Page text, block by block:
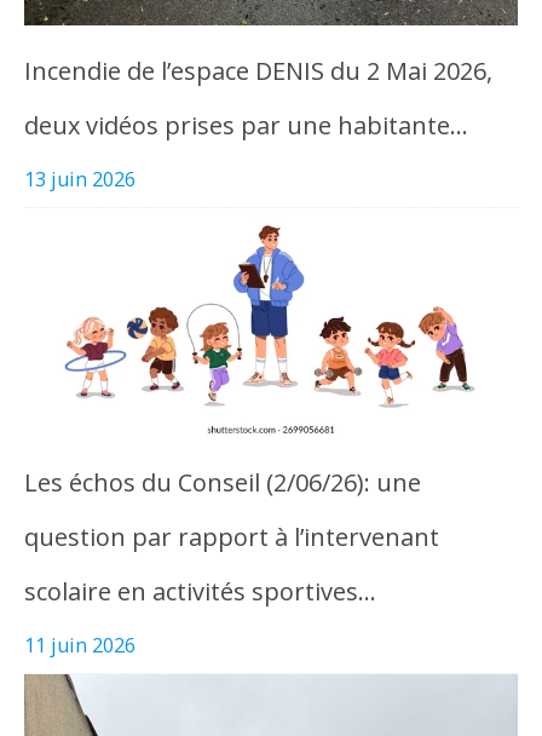
Incendie de l’espace DENIS du 2 Mai 2026,
deux vidéos prises par une habitante…
13 juin 2026
Les échos du Conseil (2/06/26): une
question par rapport à l’intervenant
scolaire en activités sportives…
11 juin 2026